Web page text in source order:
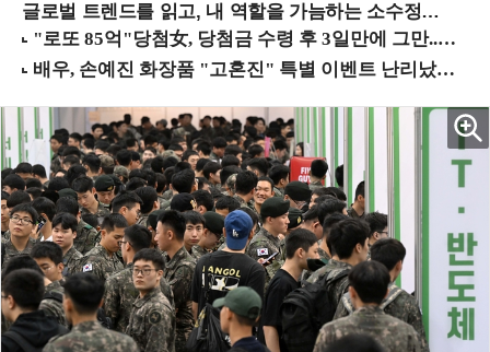
글로벌 트렌드를 읽고, 내 역할을 가늠하는 소수정예 실습 워크숍 (8/28 신논현역)